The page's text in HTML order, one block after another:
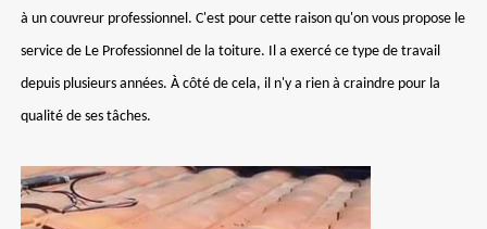
à un couvreur professionnel. C'est pour cette raison qu'on vous propose le
service de Le Professionnel de la toiture. Il a exercé ce type de travail
depuis plusieurs années. À côté de cela, il n'y a rien à craindre pour la
qualité de ses tâches.